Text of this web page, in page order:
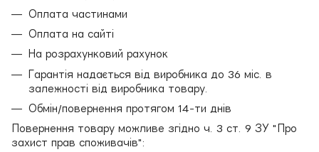
Оплата частинами
Оплата на сайті
На розрахунковий рахунок
Гарантія надається від виробника до 36 міс. в
залежності від виробника товару.
Обмін/повернення протягом 14-ти днів
Повернення товару можливе згідно ч. 3 ст. 9 ЗУ "Про
захист прав споживачів":